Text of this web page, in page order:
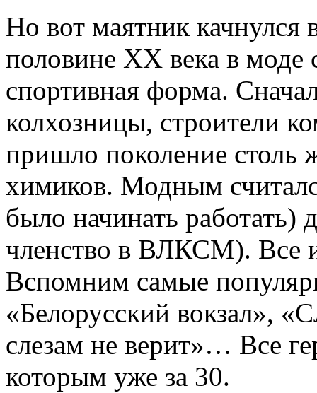
Но вот маятник качнулся
половине XX века в моде
спортивная форма.
колхозницы, строители
пришло поколение
химиков. Модным
было начинать работать)
членство в ВЛКСМ). Все
Вспомним самые
«Белорусский вокзал»,
слезам не верит»… Все
которым уже за 30.